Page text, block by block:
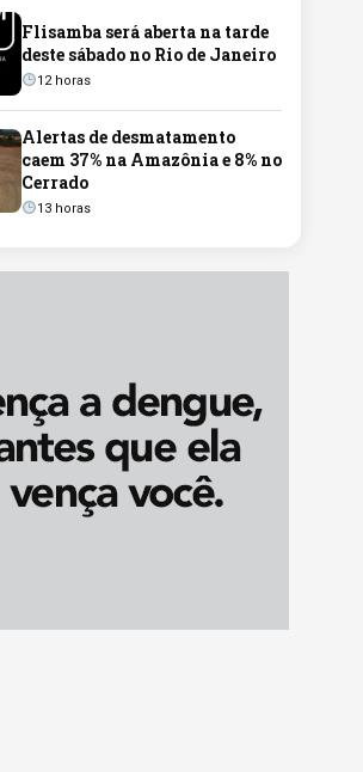
Flisamba será aberta na tarde
deste sábado no Rio de Janeiro
12 horas
Alertas de desmatamento
caem 37% na Amazônia e 8% no
Cerrado
13 horas